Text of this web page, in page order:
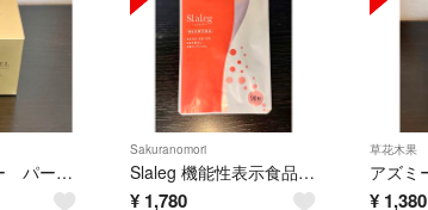
ローヤルゼリー パーフェクトジェル 50g
Sakuranomori
Slaleg 機能性表示食品 サプリ 90粒
¥ 1,780
草花木果
¥ 1,380